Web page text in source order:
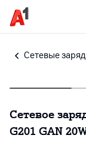
Сетевые
Сетевое
G201 GAN